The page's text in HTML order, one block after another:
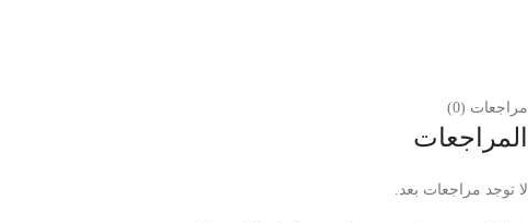
مراجعات (0)
المراجعات
لا توجد مراجعات بعد.